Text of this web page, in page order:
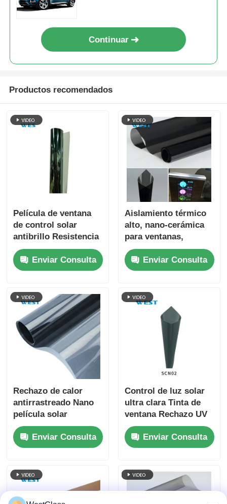
Continuar
Productos recomendados
Película de ventana
de control solar
antibrillo Resistencia
al impacto Seguridad
de la piel
Preservación interior
Enviar Consulta
Aislamiento térmico
alto, nano-cerámica
para ventanas,
cuidado de la piel,
ecológico, resistente
a las manchas
Enviar Consulta
Rechazo de calor
antirrastreado Nano
película solar
cerámica a prueba de
UV acabado elegante
Enviar Consulta
Control de luz solar
ultra clara Tinta de
ventana Rechazo UV
Personalización para
reducir la fatiga
ocular
Enviar Consulta